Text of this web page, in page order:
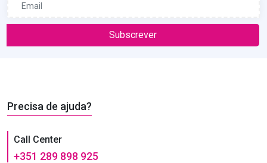
Subscrever
Precisa de ajuda?
Call Center
+351 289 898 925